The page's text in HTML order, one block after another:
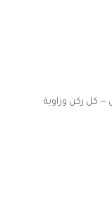
— كل ركن وزاوية